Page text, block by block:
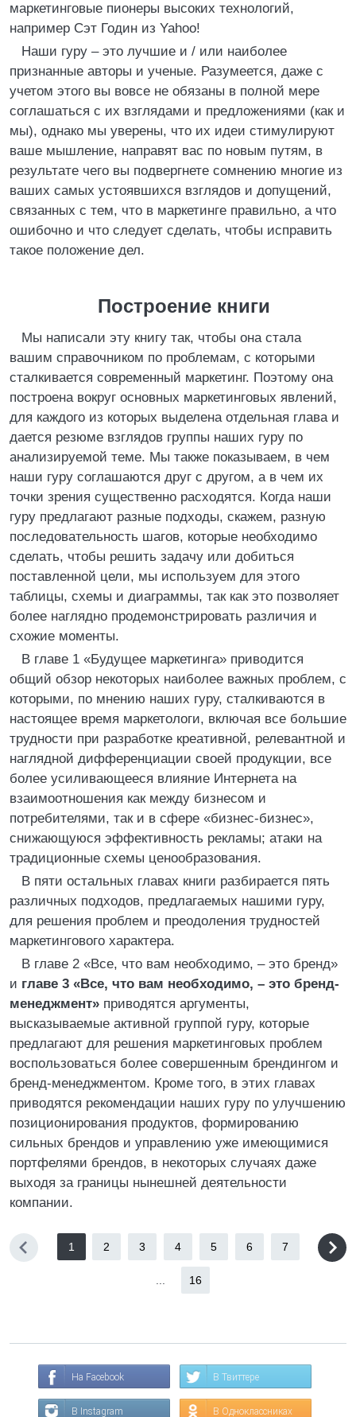
маркетинговые пионеры высоких технологий,
например Сэт Годин из Yahoo!
Наши гуру – это лучшие и / или наиболее
признанные авторы и ученые. Разумеется, даже с
учетом этого вы вовсе не обязаны в полной мере
соглашаться с их взглядами и предложениями (как и
мы), однако мы уверены, что их идеи стимулируют
ваше мышление, направят вас по новым путям, в
результате чего вы подвергнете сомнению многие из
ваших самых устоявшихся взглядов и допущений,
связанных с тем, что в маркетинге правильно, а что
ошибочно и что следует сделать, чтобы исправить
такое положение дел.
Построение книги
Мы написали эту книгу так, чтобы она стала
вашим справочником по проблемам, с которыми
сталкивается современный маркетинг. Поэтому она
построена вокруг основных маркетинговых явлений,
для каждого из которых выделена отдельная глава и
дается резюме взглядов группы наших гуру по
анализируемой теме. Мы также показываем, в чем
наши гуру соглашаются друг с другом, а в чем их
точки зрения существенно расходятся. Когда наши
гуру предлагают разные подходы, скажем, разную
последовательность шагов, которые необходимо
сделать, чтобы решить задачу или добиться
поставленной цели, мы используем для этого
таблицы, схемы и диаграммы, так как это позволяет
более наглядно продемонстрировать различия и
схожие моменты.
В главе 1 «Будущее маркетинга» приводится
общий обзор некоторых наиболее важных проблем, с
которыми, по мнению наших гуру, сталкиваются в
настоящее время маркетологи, включая все большие
трудности при разработке креативной, релевантной и
наглядной дифференциации своей продукции, все
более усиливающееся влияние Интернета на
взаимоотношения как между бизнесом и
потребителями, так и в сфере «бизнес-бизнес»,
снижающуюся эффективность рекламы; атаки на
традиционные схемы ценообразования.
В пяти остальных главах книги разбирается пять
различных подходов, предлагаемых нашими гуру,
для решения проблем и преодоления трудностей
маркетингового характера.
В главе 2 «Все, что вам необходимо, – это бренд»
и главе 3 «Все, что вам необходимо, – это бренд-
менеджмент» приводятся аргументы,
высказываемые активной группой гуру, которые
предлагают для решения маркетинговых проблем
воспользоваться более совершенным брендингом и
бренд-менеджментом. Кроме того, в этих главах
приводятся рекомендации наших гуру по улучшению
позиционирования продуктов, формированию
сильных брендов и управлению уже имеющимися
портфелями брендов, в некоторых случаях даже
выходя за границы нынешней деятельности
компании.
1 2 3 4 5 6 7
16
На Facebook В Твиттере
В Instagram В Одноклассниках